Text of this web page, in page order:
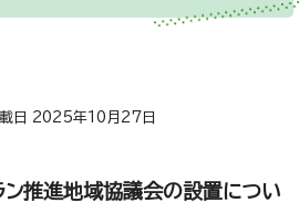
日 2025年10月27日
推進地域協議会の設置につい